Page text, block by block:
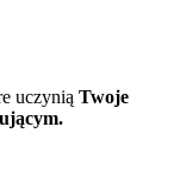
uczynią Twoje